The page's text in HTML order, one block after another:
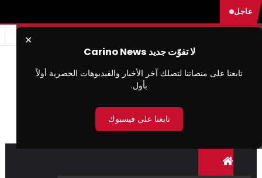
عاجل
✕
لا تفوّت جديد Carino News
تابعنا على منصاتنا لتصلك آخر الأخبار والفيديوهات الحصرية أولاً
بأول.
تابعنا على فيسبوك